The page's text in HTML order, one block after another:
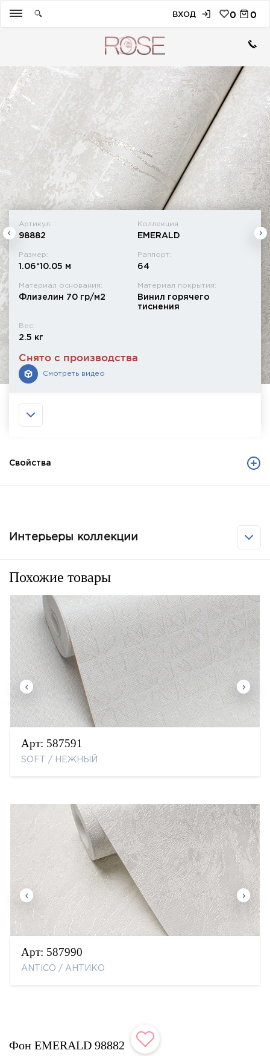
ВХОД 0 0
Артикул: :
98882
Коллекция
EMERALD
Размер:
1.06*10.05 м
Раппорт:
64
Материал основания:
Флизелин 70 гр/м2
Материал покрытия:
Винил горячего
тиснения
Вес:
2.5 кг
Снято с производства
Смотреть видео
Свойства
Интерьеры коллекции
Похожие товары
Арт: 587591
SOFT / НЕЖНЫЙ
Арт: 587990
ANTICO / АНТИКО
Фон EMERALD 98882